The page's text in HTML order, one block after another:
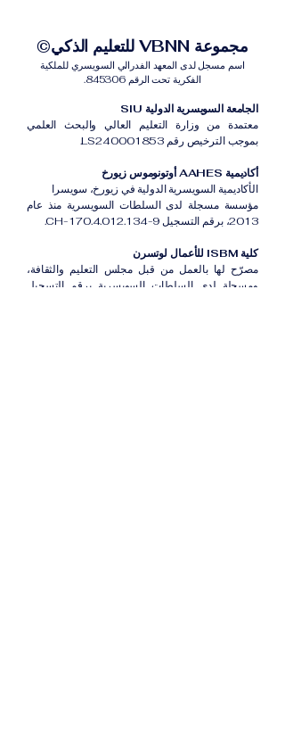
مجموعة VBNN للتعليم الذكي©
اسم مسجل لدى المعهد الفدرالي السويسري للملكية
الفكرية تحت الرقم 845306.
الجامعة السويسرية الدولية SIU
معتمدة من وزارة التعليم العالي والبحث العلمي
بموجب الترخيص رقم LS240001853.
أكاديمية AAHES أوتونوموس زيورخ
الأكاديمية السويسرية الدولية في زيورخ، سويسرا
مؤسسة مسجلة لدى السلطات السويسرية منذ عام
2013، برقم التسجيل CH-170.4.012.134-9.
كلية ISBM للأعمال لوتسرن
مصرّح لها بالعمل من قبل مجلس التعليم والثقافة،
ومسجلة لدى السلطات السويسرية برقم التسجيل